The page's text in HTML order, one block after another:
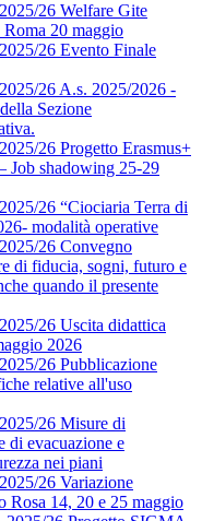
26 Welfare Gite
20 maggio
26 Evento Finale
26 A.s. 2025/2026 -
Sezione
26 Progetto Erasmus+
Job shadowing 25-29
26 “Ciociaria Terra di
modalità operative
26 Convegno
di fiducia, sogni, futuro e
quando il presente
26 Uscita didattica
2026
26 Pubblicazione
relative all'uso
26 Misure di
di evacuazione e
nei piani
26 Variazione
Rosa 14, 20 e 25 maggio